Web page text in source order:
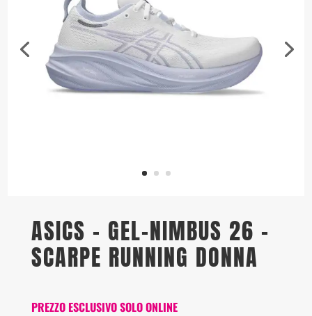
ASICS – GEL-NIMBUS 26 –
SCARPE RUNNING DONNA
PREZZO ESCLUSIVO SOLO ONLINE